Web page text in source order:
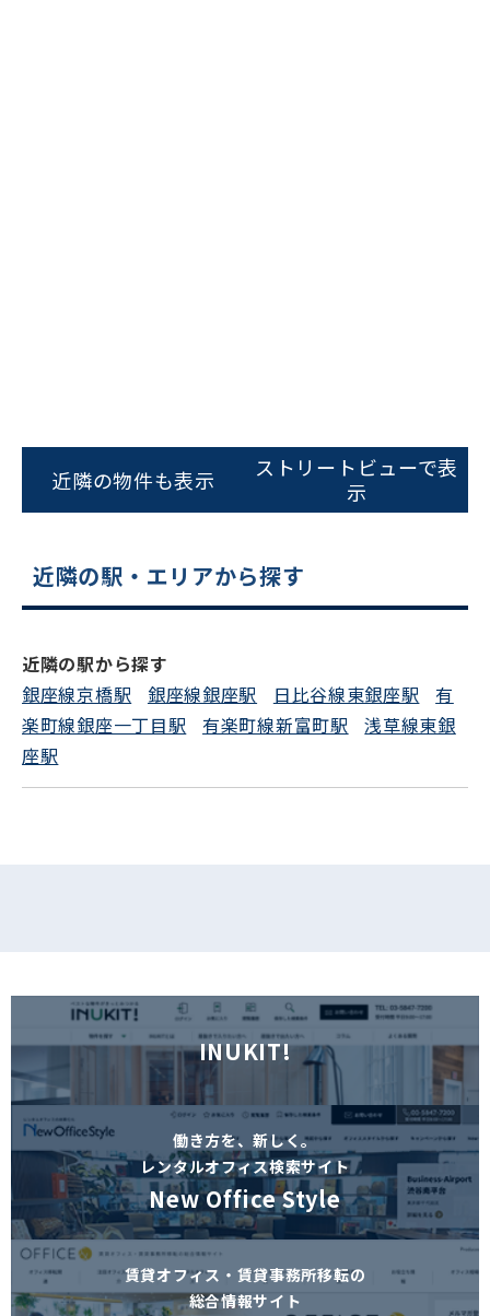
0120-620-213
平日 9:00〜18:00
電話でお問い合わせ
近隣の物件も表示
ストリートビューで表
示
近隣の駅・エリアから探す
近隣の駅から探す
銀座線京橋駅
銀座線銀座駅 日比谷線東銀座駅
有
楽町線銀座一丁目駅
有楽町線新富町駅
浅草線東銀
座駅
INUKIT!
働き方を、新しく。
レンタルオフィス検索サイト
New Office Style
賃貸オフィス・賃貸事務所移転の
総合情報サイト